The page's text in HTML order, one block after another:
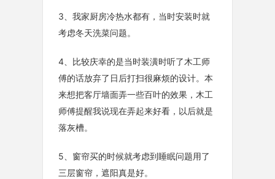
3、我家厨房冷热水都有，当时安装时就
考虑冬天洗菜问题。
4、比较庆幸的是当时装潢时听了木工师
傅的话放弃了日后打扫很麻烦的设计。本
来想把客厅墙面弄一些百叶的效果，木工
师傅提醒我说现在弄起来好看，以后就是
落灰槽。
5、窗帘买的时候就考虑到睡眠问题用了
三层窗帘，遮阳真是好。